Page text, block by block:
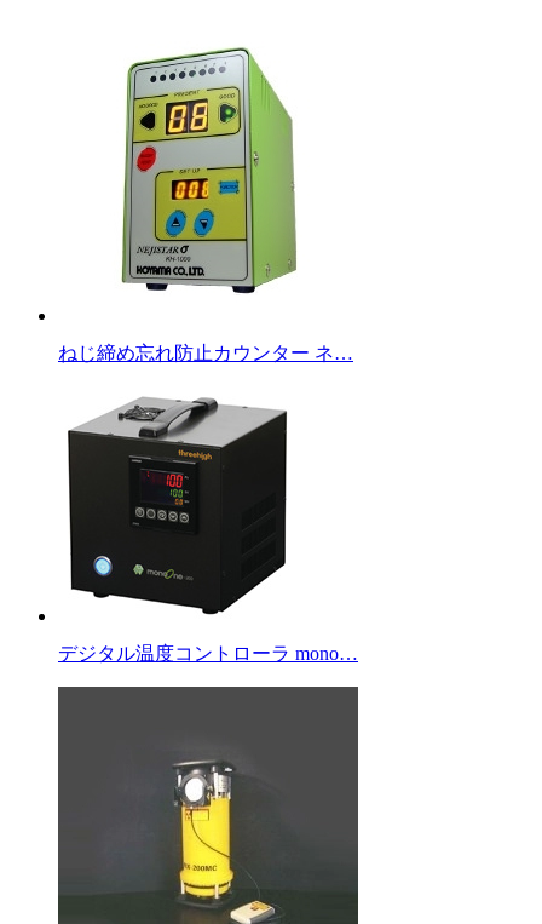
ねじ締め忘れ防止カウンター ネ…
デジタル温度コントローラ mono…